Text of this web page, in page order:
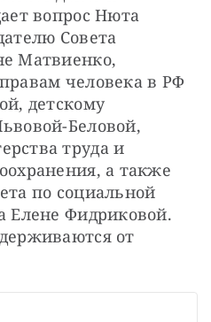
вопрос Нюта
Совета
Матвиенко,
человека в РФ
детскому
Беловой,
труда и
а также
по социальной
Елене Фидриковой.
от